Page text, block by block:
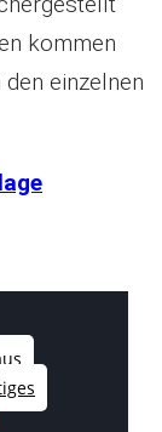
kommen
den einzelnen